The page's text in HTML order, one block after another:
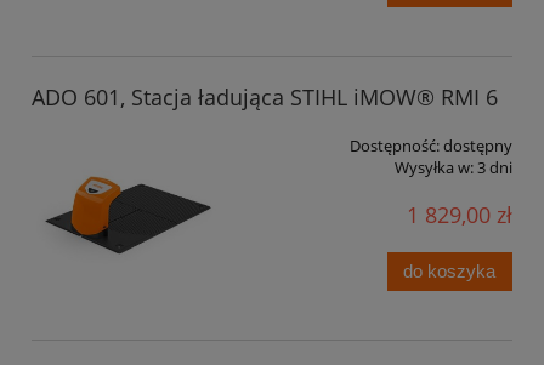
ADO 601, Stacja ładująca STIHL iMOW® RMI 6
Dostępność:dostępny
Wysyłka w:3 dni
1 829,00 zł
do koszyka